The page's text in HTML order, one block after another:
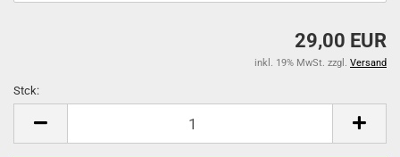
29,00 EUR
inkl. 19% MwSt. zzgl. Versand
Stck: